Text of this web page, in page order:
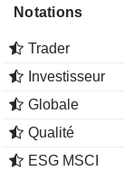
Notations
Trader
Investisseur
Globale
Qualité
ESG MSCI